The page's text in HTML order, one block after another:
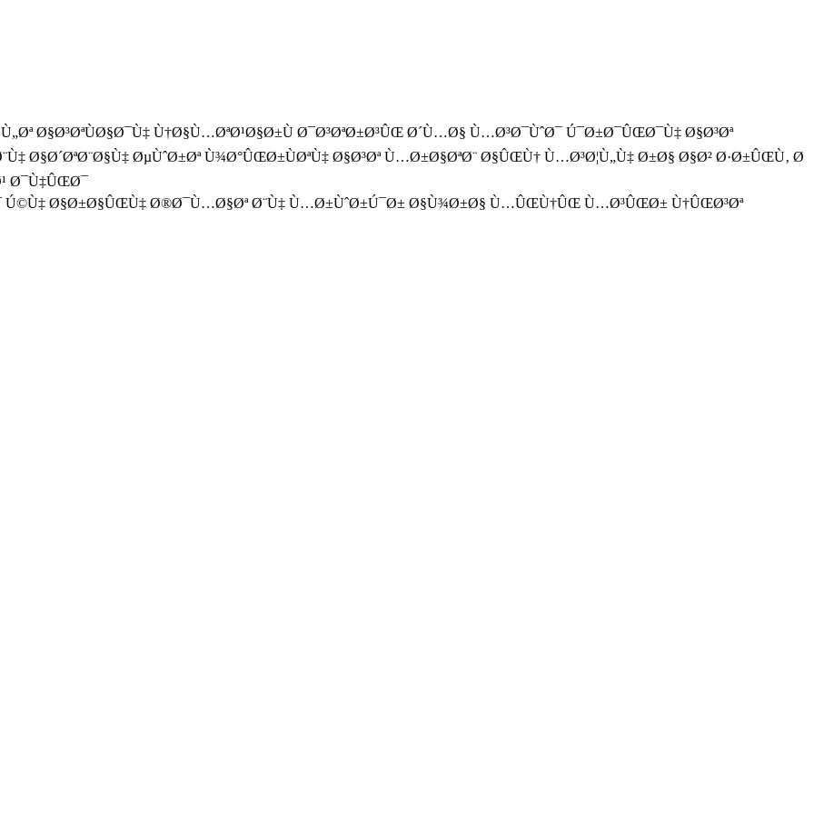
Ø§Ø³ØªÙØ§Ø¯Ù‡ Ù†Ø§Ù…ØªØ¹Ø§Ø±Ù Ø¯Ø³ØªØ±Ø³ÛŒ Ø´Ù…Ø§ Ù…Ø³Ø¯ÙˆØ¯ Ú¯Ø±Ø¯ÛŒØ¯Ù‡ Ø§Ø³Øª
Ø§Ø´ØªØ¨Ø§Ù‡ ØµÙˆØ±Øª Ù¾Ø°ÛŒØ±ÙØªÙ‡ Ø§Ø³Øª Ù…Ø±Ø§ØªØ¨ Ø§ÛŒÙ† Ù…Ø³Ø¦Ù„Ù‡ Ø±Ø§ Ø§Ø² Ø·Ø±ÛŒÙ‚ Ø
Ø¯Ù‡ÛŒØ¯
Ú©Ù‡ Ø§Ø±Ø§ÛŒÙ‡ Ø®Ø¯Ù…Ø§Øª Ø¨Ù‡ Ù…Ø±ÙˆØ±Ú¯Ø± Ø§Ù¾Ø±Ø§ Ù…ÛŒÙ†ÛŒ Ù…Ø³ÛŒØ± Ù†ÛŒØ³Øª